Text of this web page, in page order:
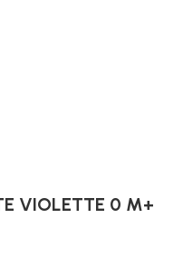
VIOLETTE 0 M+